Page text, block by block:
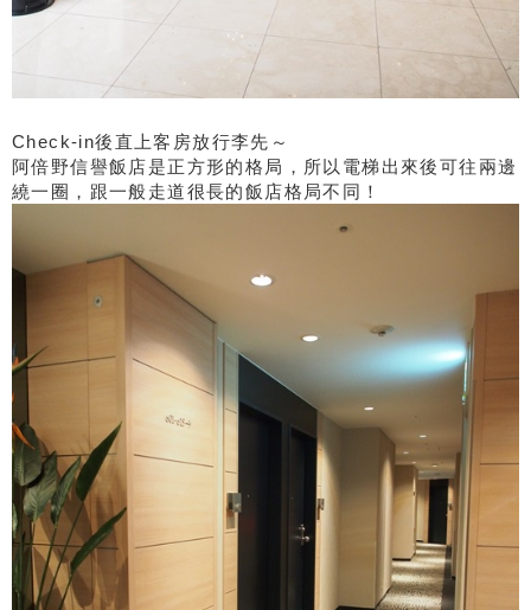
Check-in後直上客房放行李先～
阿倍野信譽飯店是正方形的格局，所以電梯出來後可往兩邊
繞一圈，跟一般走道很長的飯店格局不同！